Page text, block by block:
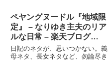
ペヤングヌードル『地域限
定』 – なりゆき主夫のリア
ルな日常 – 楽天ブログ
（Blog）
日記のネタが、思いつかない。義
母ネタ、長女ネタなど、勿論尽き